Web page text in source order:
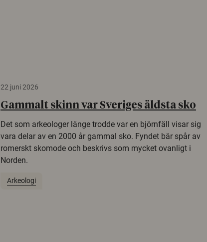
22 juni 2026
Gammalt skinn var Sveriges äldsta sko
Det som arkeologer länge trodde var en björnfäll visar sig
vara delar av en 2000 år gammal sko. Fyndet bär spår av
romerskt skomode och beskrivs som mycket ovanligt i
Norden.
Arkeologi